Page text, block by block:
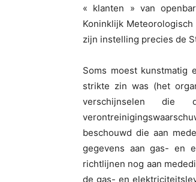
« klanten » van
Koninklijk
zijn instelling precies de
Soms moest kunstmatig
strikte zin was (het
verschijnselen die
beschouwd die aan
gegevens aan gas- en
richtlijnen nog aan
de gas- en